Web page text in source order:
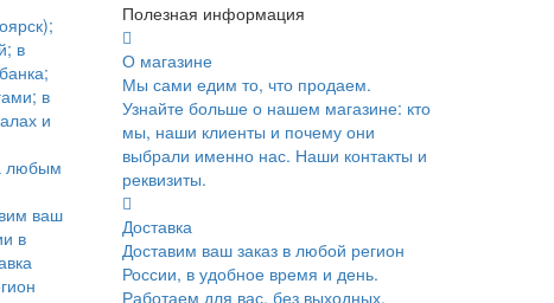
в
в
и
любым
ваш
в
Полезная информация
О магазине
Мы сами едим то, что продаем.
Узнайте больше о нашем магазине: кто
мы, наши клиенты и почему они
выбрали именно нас. Наши контакты и
реквизиты.
Доставка
Доставим ваш заказ в любой регион
России, в удобное время и день.
Работаем для вас, без выходных.